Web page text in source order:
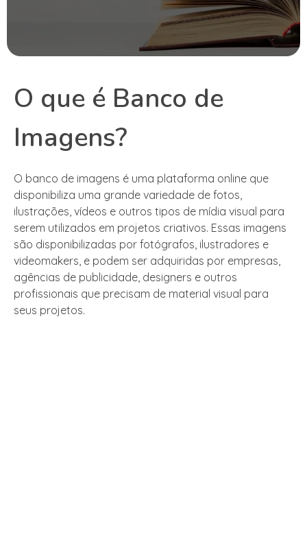
O que é Banco de
Imagens?
O banco de imagens é uma plataforma online que
disponibiliza uma grande variedade de fotos,
ilustrações, vídeos e outros tipos de mídia visual para
serem utilizados em projetos criativos. Essas imagens
são disponibilizadas por fotógrafos, ilustradores e
videomakers, e podem ser adquiridas por empresas,
agências de publicidade, designers e outros
profissionais que precisam de material visual para
seus projetos.